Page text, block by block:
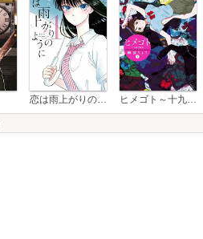
恋は雨上がりのように ヒメゴト～十九歳の制服～